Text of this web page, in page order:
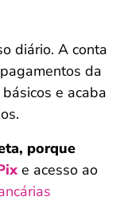
diário. A conta
da
e acaba
porque
e acesso ao